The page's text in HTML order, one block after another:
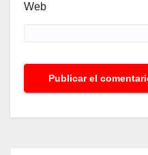
Web